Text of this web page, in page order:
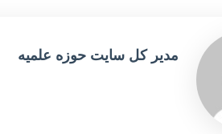
مدیر کل سایت حوزه علمیه